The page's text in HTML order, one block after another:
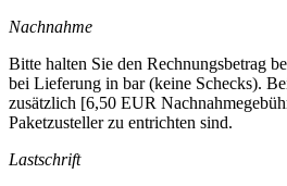
Nachnahme
Bitte halten Sie den Rechnungsbetrag
bei Lieferung in bar (keine Schecks).
zusätzlich [6,50 EUR
Paketzusteller zu entrichten sind.
Lastschrift